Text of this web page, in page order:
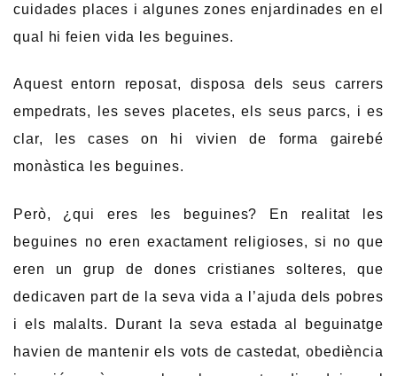
cuidades places i algunes zones enjardinades en el
qual hi feien vida les beguines.
Aquest entorn reposat, disposa dels seus carrers
empedrats, les seves placetes, els seus parcs, i es
clar, les cases on hi vivien de forma gairebé
monàstica les beguines.
Però, ¿qui eres les beguines? En realitat les
beguines no eren exactament religioses, si no que
eren un grup de dones cristianes solteres, que
dedicaven part de la seva vida a l’ajuda dels pobres
i els malalts. Durant la seva estada al beguinatge
havien de mantenir els vots de castedat, obediència